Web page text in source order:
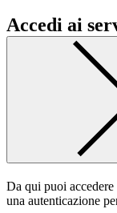
Accedi ai
Da qui puoi
una autenticazione